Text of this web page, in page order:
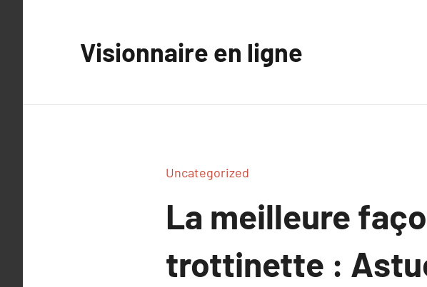
Visionnaire en ligne
Uncategorized
La meilleure
trottinette :